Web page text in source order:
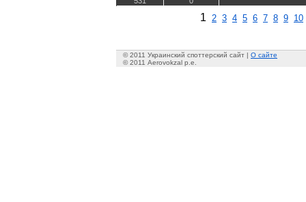
1 2 3 4 5 6 7 8 9 10
© 2011 Украинский споттерский сайт | О сайте
© 2011 Aerovokzal p.e.